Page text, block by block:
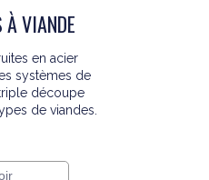
À VIANDE
en acier
systèmes de
découpe
de viandes.